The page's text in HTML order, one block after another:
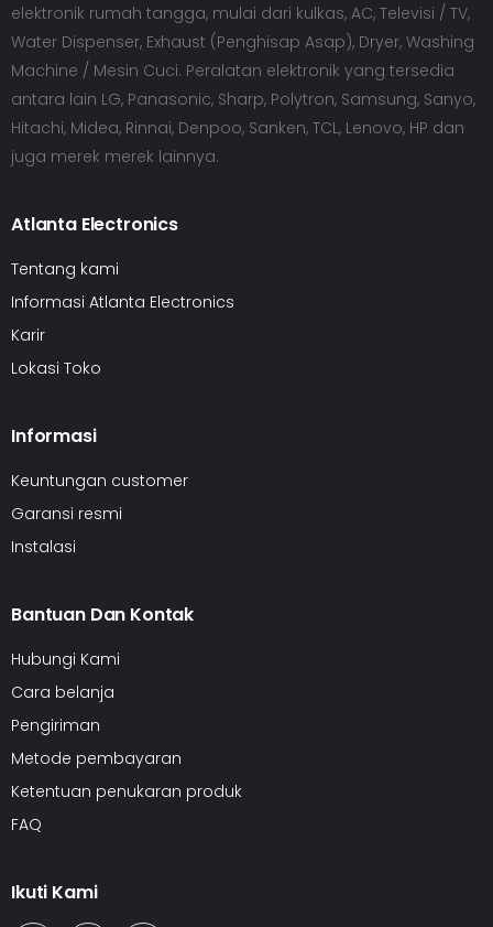
elektronik rumah tangga, mulai dari kulkas, AC, Televisi / TV,
Water Dispenser, Exhaust (Penghisap Asap), Dryer, Washing
Machine / Mesin Cuci. Peralatan elektronik yang tersedia
antara lain LG, Panasonic, Sharp, Polytron, Samsung, Sanyo,
Hitachi, Midea, Rinnai, Denpoo, Sanken, TCL, Lenovo, HP dan
juga merek merek lainnya.
Atlanta Electronics
Tentang kami
Informasi Atlanta Electronics
Karir
Lokasi Toko
Informasi
Keuntungan customer
Garansi resmi
Instalasi
Bantuan Dan Kontak
Hubungi Kami
Cara belanja
Pengiriman
Metode pembayaran
Ketentuan penukaran produk
FAQ
Ikuti Kami